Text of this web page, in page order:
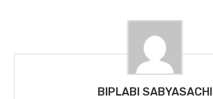
BIPLABI SABYASACHI